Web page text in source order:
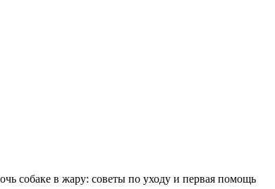
собаке в жару: советы по уходу и первая помощь